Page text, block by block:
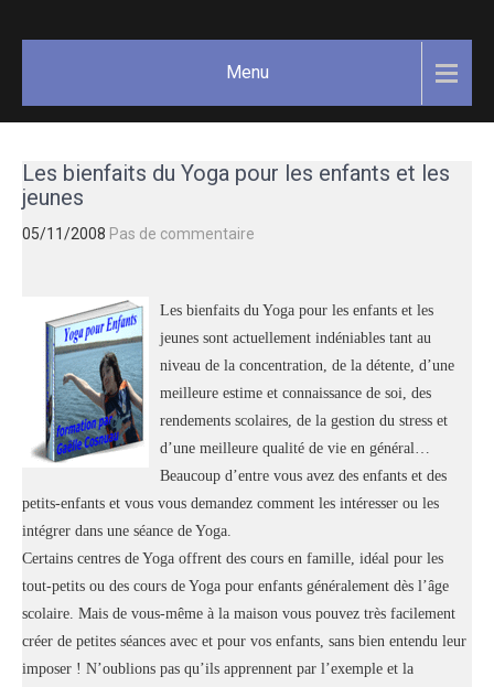
GAËLLE
bien-être
créativité.
Menu
Les bienfaits du Yoga pour les enfants et les
jeunes
05/11/2008 Pas de commentaire
Les bienfaits du Yoga pour les enfants et les
jeunes sont actuellement indéniables tant au
niveau de la concentration, de la détente, d’une
meilleure estime et connaissance de soi, des
rendements scolaires, de la gestion du stress et
d’une meilleure qualité de vie en général…
Beaucoup d’entre vous avez des enfants et des
petits-enfants et vous vous demandez comment les intéresser ou les
intégrer dans une séance de Yoga.
Certains centres de Yoga offrent des cours en famille, idéal pour les
tout-petits ou des cours de Yoga pour enfants généralement dès l’âge
scolaire. Mais de vous-même à la maison vous pouvez très facilement
créer de petites séances avec et pour vos enfants, sans bien entendu leur
imposer ! N’oublions pas qu’ils apprennent par l’exemple et la